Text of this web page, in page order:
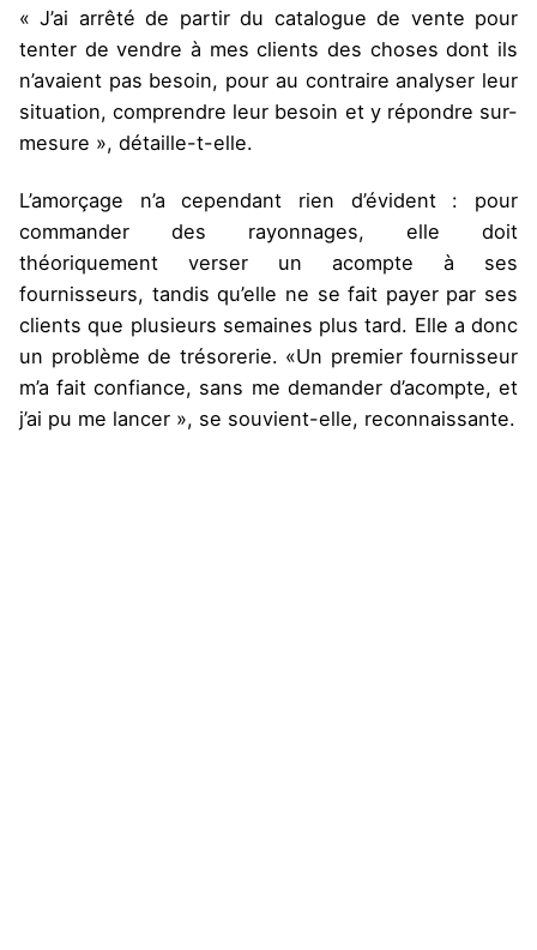
« J’ai arrêté de partir du catalogue de vente pour
tenter de vendre à mes clients des choses dont ils
n’avaient pas besoin, pour au contraire analyser leur
situation, comprendre leur besoin et y répondre sur-
mesure », détaille-t-elle.
L’amorçage n’a cependant rien d’évident : pour
commander des rayonnages, elle doit
théoriquement verser un acompte à ses
fournisseurs, tandis qu’elle ne se fait payer par ses
clients que plusieurs semaines plus tard. Elle a donc
un problème de trésorerie. «Un premier fournisseur
m’a fait confiance, sans me demander d’acompte, et
j’ai pu me lancer », se souvient-elle, reconnaissante.